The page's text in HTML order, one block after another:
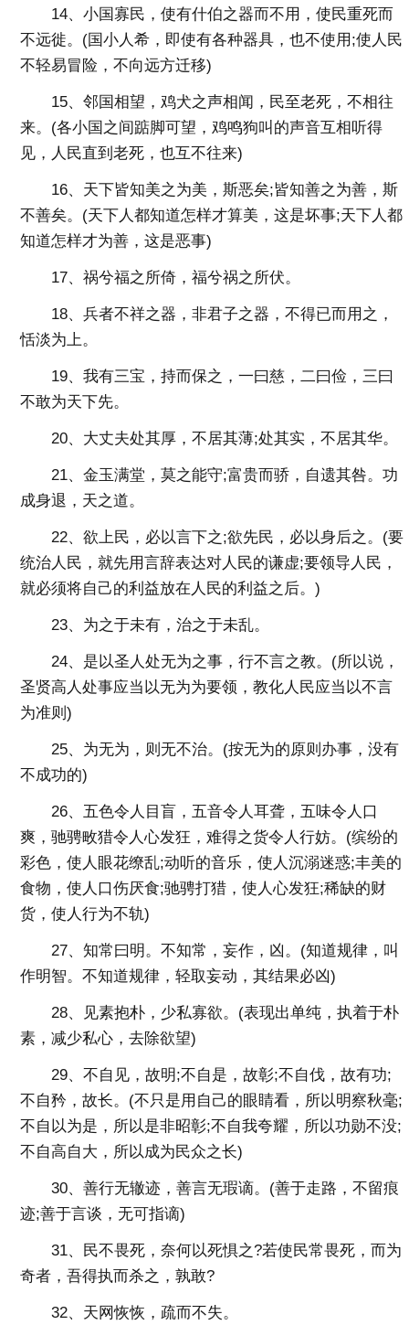
14、小国寡民，使有什伯之器而不用，使民重死而
不远徙。(国小人希，即使有各种器具，也不使用;使人民
不轻易冒险，不向远方迁移)
15、邻国相望，鸡犬之声相闻，民至老死，不相往
来。(各小国之间踮脚可望，鸡鸣狗叫的声音互相听得
见，人民直到老死，也互不往来)
16、天下皆知美之为美，斯恶矣;皆知善之为善，斯
不善矣。(天下人都知道怎样才算美，这是坏事;天下人都
知道怎样才为善，这是恶事)
17、祸兮福之所倚，福兮祸之所伏。
18、兵者不祥之器，非君子之器，不得已而用之，
恬淡为上。
19、我有三宝，持而保之，一曰慈，二曰俭，三曰
不敢为天下先。
20、大丈夫处其厚，不居其薄;处其实，不居其华。
21、金玉满堂，莫之能守;富贵而骄，自遗其咎。功
成身退，天之道。
22、欲上民，必以言下之;欲先民，必以身后之。(要
统治人民，就先用言辞表达对人民的谦虚;要领导人民，
就必须将自己的利益放在人民的利益之后。)
23、为之于未有，治之于未乱。
24、是以圣人处无为之事，行不言之教。(所以说，
圣贤高人处事应当以无为为要领，教化人民应当以不言
为准则)
25、为无为，则无不治。(按无为的原则办事，没有
不成功的)
26、五色令人目盲，五音令人耳聋，五味令人口
爽，驰骋畋猎令人心发狂，难得之货令人行妨。(缤纷的
彩色，使人眼花缭乱;动听的音乐，使人沉溺迷惑;丰美的
食物，使人口伤厌食;驰骋打猎，使人心发狂;稀缺的财
货，使人行为不轨)
27、知常曰明。不知常，妄作，凶。(知道规律，叫
作明智。不知道规律，轻取妄动，其结果必凶)
28、见素抱朴，少私寡欲。(表现出单纯，执着于朴
素，减少私心，去除欲望)
29、不自见，故明;不自是，故彰;不自伐，故有功;
不自矜，故长。(不只是用自己的眼睛看，所以明察秋毫;
不自以为是，所以是非昭彰;不自我夸耀，所以功勋不没;
不自高自大，所以成为民众之长)
30、善行无辙迹，善言无瑕谪。(善于走路，不留痕
迹;善于言谈，无可指谪)
31、民不畏死，奈何以死惧之?若使民常畏死，而为
奇者，吾得执而杀之，孰敢?
32、天网恢恢，疏而不失。